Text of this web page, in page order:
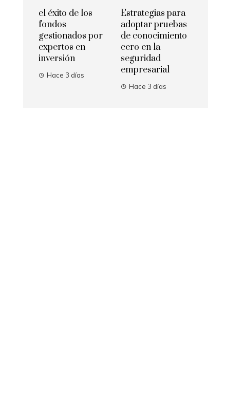
el éxito de los
fondos
gestionados por
expertos en
inversión
Hace 3 días
Estrategias para
adoptar pruebas
de conocimiento
cero en la
seguridad
empresarial
Hace 3 días